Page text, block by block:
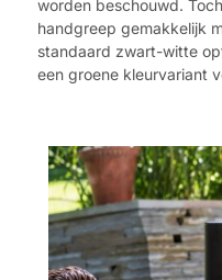
worden beschouwd.
handgreep gemakkelijk
standaard zwart-witte
een groene kleurvariant